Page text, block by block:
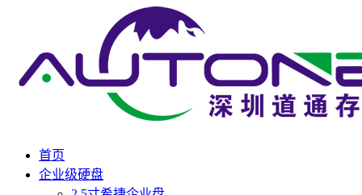
首页
企业级硬盘